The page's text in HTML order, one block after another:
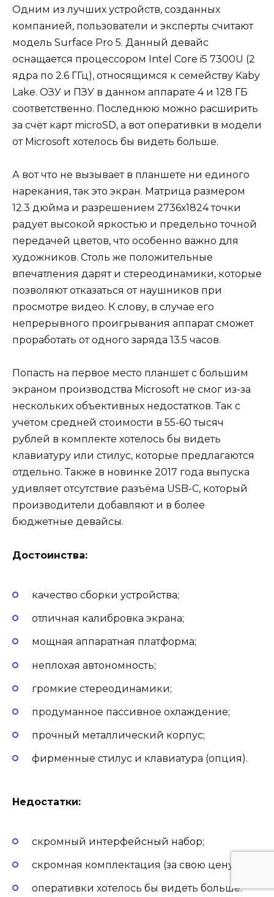
Одним из лучших устройств, созданных
компанией, пользователи и эксперты считают
модель Surface Pro 5. Данный девайс
оснащается процессором Intel Core i5 7300U (2
ядра по 2.6 ГГц), относящимся к семейству Kaby
Lake. ОЗУ и ПЗУ в данном аппарате 4 и 128 ГБ
соответственно. Последнюю можно расширить
за счёт карт microSD, а вот оперативки в модели
от Microsoft хотелось бы видеть больше.
А вот что не вызывает в планшете ни единого
нарекания, так это экран. Матрица размером
12.3 дюйма и разрешением 2736х1824 точки
радует высокой яркостью и предельно точной
передачей цветов, что особенно важно для
художников. Столь же положительные
впечатления дарят и стереодинамики, которые
позволяют отказаться от наушников при
просмотре видео. К слову, в случае его
непрерывного проигрывания аппарат сможет
проработать от одного заряда 13.5 часов.
Попасть на первое место планшет с большим
экраном производства Microsoft не смог из-за
нескольких объективных недостатков. Так с
учётом средней стоимости в 55-60 тысяч
рублей в комплекте хотелось бы видеть
клавиатуру или стилус, которые предлагаются
отдельно. Также в новинке 2017 года выпуска
удивляет отсутствие разъёма USB-C, который
производители добавляют и в более
бюджетные девайсы.
Достоинства:
качество сборки устройства;
отличная калибровка экрана;
мощная аппаратная платформа;
неплохая автономность;
громкие стереодинамики;
продуманное пассивное охлаждение;
прочный металлический корпус;
фирменные стилус и клавиатура (опция).
Недостатки:
скромный интерфейсный набор;
скромная комплектация (за свою цену);
оперативки хотелось бы видеть больше.